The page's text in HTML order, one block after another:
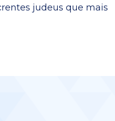
judeus que mais